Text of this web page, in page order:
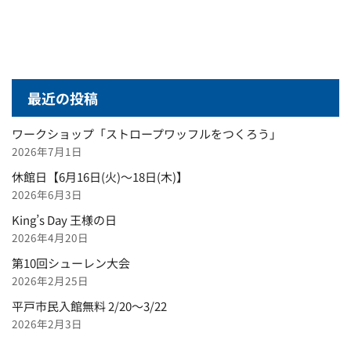
最近の投稿
ワークショップ「ストロープワッフルをつくろう」
2026年7月1日
休館日【6月16日(火)～18日(木)】
2026年6月3日
King’s Day 王様の日
2026年4月20日
第10回シューレン大会
2026年2月25日
平戸市民入館無料 2/20～3/22
2026年2月3日